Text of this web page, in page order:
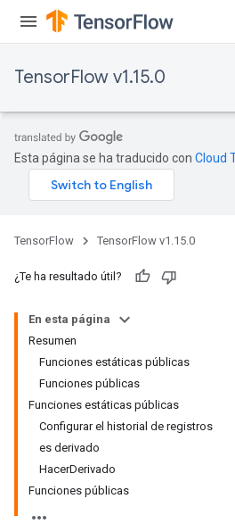
TensorFlow v1.15.0
Esta página se ha traducido con Cloud
TensorFlow TensorFlow v1.15.0
¿Te ha resultado útil?
En esta página
Resumen
Funciones estáticas públicas
Funciones públicas
Funciones estáticas públicas
Configurar el historial de registros
es derivado
HacerDerivado
Funciones públicas